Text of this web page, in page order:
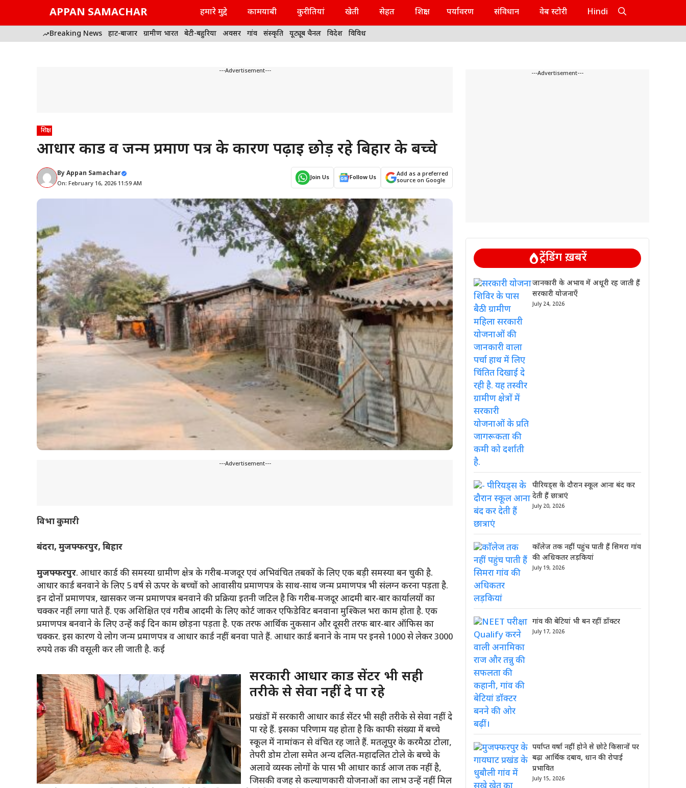
APPAN SAMACHAR हमारे मुद्दे कामयाबी कुरीतियां खेती सेहत शिक्षा पर्यावरण संविधान वेब स्टोरी Hindi
Breaking News हाट-बाजार ग्रामीण भारत बेटी-बहुरिया अवसर गांव संस्कृति यूट्यूब चैनल विदेश विविध
---Advertisement---
शिक्षा
आधार कार्ड व जन्म प्रमाण पत्र के कारण पढ़ाई छोड़ रहे बिहार के बच्चे
ByAppan Samachar
On: February 16, 2026 11:59 AM
Join Us Follow Us
Add as a preferred
source on Google
---Advertisement---
विभाकुमारी
बंदरा, मुजफ्फरपुर, बिहार
मुजफ्फरपुर. आधार कार्ड की समस्या ग्रामीण क्षेत्र के गरीब-मजदूर एवं अभिवंचित तबकों के लिए एक बड़ी समस्या बन चुकी है.
आधार कार्ड बनवाने के लिए 5 वर्ष से ऊपर के बच्चों को आवासीय प्रमाणपत्र के साथ-साथ जन्म प्रमाणपत्र भी संलग्न करना पड़ता है.
इन दोनों प्रमाणपत्र, खासकर जन्म प्रमाणपत्र बनवाने की प्रक्रिया इतनी जटिल है कि गरीब-मजदूर आदमी बार-बार कार्यालयों का
चक्कर नहीं लगा पाते हैं. एक अशिक्षित एवं गरीब आदमी के लिए कोर्ट जाकर एफिडेविट बनवाना मुश्किल भरा काम होता है. एक
प्रमाणपत्र बनवाने के लिए उन्हें कई दिन काम छोड़ना पड़ता है. एक तरफ आर्थिक नुकसान और दूसरी तरफ बार-बार ऑफिस का
चक्कर. इस कारण ये लोग जन्म प्रमाणपत्र व आधार कार्ड नहीं बनवा पाते हैं. आधार कार्ड बनाने के नाम पर इनसे 1000 से लेकर 3000
रुपये तक की वसूली कर ली जाती है. कई
सरकारी आधार कार्ड सेंटर भी सही
तरीके से सेवा नहीं दे पा रहे
प्रखंडों में सरकारी आधार कार्ड सेंटर भी सही तरीके से सेवा नहीं दे
पा रहे हैं. इसका परिणाम यह होता है कि काफी संख्या में बच्चे
स्कूल में नामांकन से वंचित रह जाते हैं. मतलूपुर के करमैठा टोला,
तेपरी डोम टोला समेत अन्य दलित-महादलित टोले के बच्चे के
अलावे व्यस्क लोगों के पास भी आधार कार्ड आज तक नहीं है,
जिसकी वजह से कल्याणकारी योजनाओं का लाभ उन्हें नहीं मिल
---Advertisement---
ट्रेंडिंग ख़बरें
जानकारी के अभाव में अधूरी रह जाती हैं
सरकारी योजनाएँ
July 24, 2026
पीरियड्स के दौरान स्कूल आना बंद कर
देती हैं छात्राएं
July 20, 2026
काॅलेज तक नहीं पहुंच पाती हैं सिमरा गांव
की अधिकतर लड़कियां
July 19, 2026
गांव की बेटियां भी बन रहीं डॉक्टर
July 17, 2026
पर्याप्त वर्षा नहीं होने से छोटे किसानों पर
बढ़ा आर्थिक दबाव, धान की रोपाई
प्रभावित
July 15, 2026